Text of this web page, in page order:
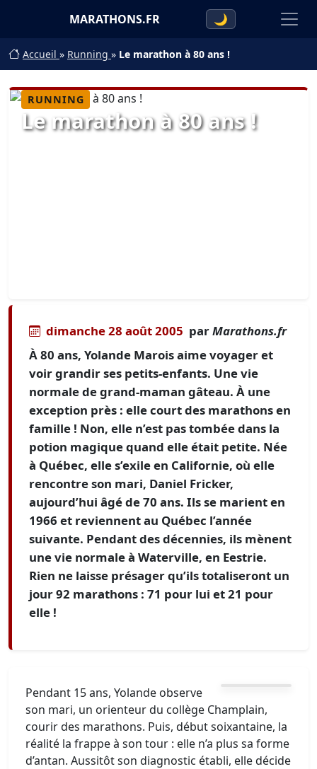
MARATHONS.FR 🌙
Accueil » Running » Le marathon à 80 ans !
RUNNING
Le marathon à 80 ans !
dimanche 28 août 2005 parMarathons.fr
À 80 ans, Yolande Marois aime voyager et
voir grandir ses petits-enfants. Une vie
normale de grand-maman gâteau. À une
exception près : elle court des marathons en
famille ! Non, elle n’est pas tombée dans la
potion magique quand elle était petite. Née
à Québec, elle s’exile en Californie, où elle
rencontre son mari, Daniel Fricker,
aujourd’hui âgé de 70 ans. Ils se marient en
1966 et reviennent au Québec l’année
suivante. Pendant des décennies, ils mènent
une vie normale à Waterville, en Eestrie.
Rien ne laisse présager qu’ils totaliseront un
jour 92 marathons : 71 pour lui et 21 pour
elle !
Pendant 15 ans, Yolande observe
son mari, un orienteur du collège Champlain,
courir des marathons. Puis, début soixantaine, la
réalité la frappe à son tour : elle n’a plus sa forme
d’antan. Aussitôt son diagnostic établi, elle décide